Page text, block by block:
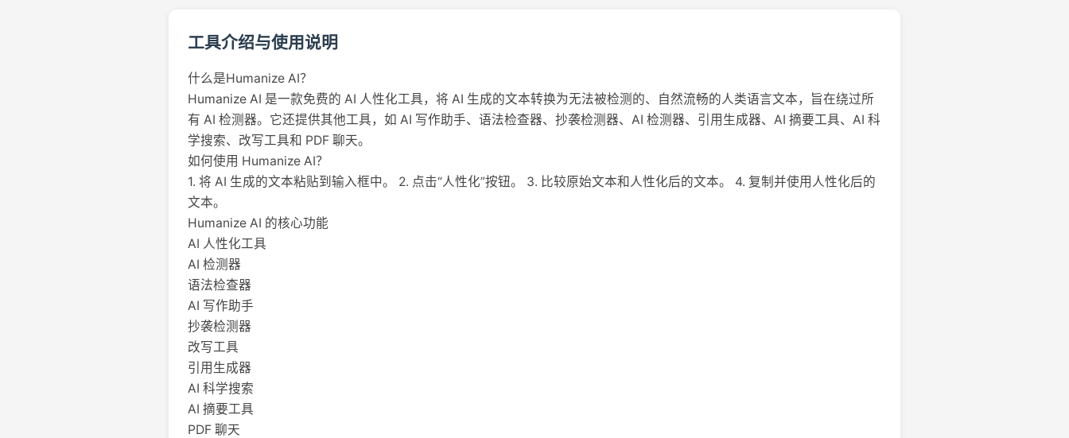
工具介绍与使用说明
什么是Humanize AI？
Humanize AI 是一款免费的 AI 人性化工具，将 AI 生成的文本转换为无法被检测的、自然流畅的人类语言文本，旨在绕过所
有 AI 检测器。它还提供其他工具，如 AI 写作助手、语法检查器、抄袭检测器、AI 检测器、引用生成器、AI 摘要工具、AI 科
学搜索、改写工具和 PDF 聊天。
如何使用 Humanize AI？
1. 将 AI 生成的文本粘贴到输入框中。 2. 点击“人性化”按钮。 3. 比较原始文本和人性化后的文本。 4. 复制并使用人性化后的
文本。
Humanize AI 的核心功能
AI 人性化工具
AI 检测器
语法检查器
AI 写作助手
抄袭检测器
改写工具
引用生成器
AI 科学搜索
AI 摘要工具
PDF 聊天